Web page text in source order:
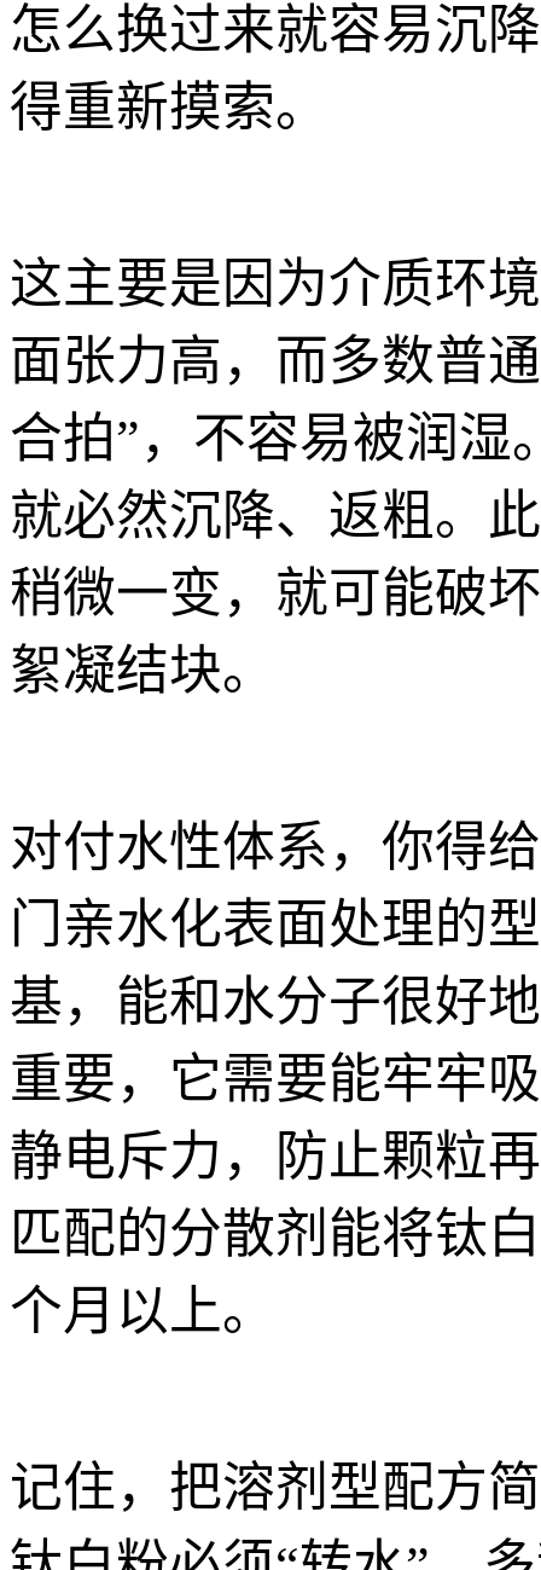
怎么换过来就容易沉
得重新摸索。
这主要是因为介质环
面张力高，而多数普
合拍”，不容易被润湿
就必然沉降、返粗。
稍微一变，就可能破
絮凝结块。
对付水性体系，你得
门亲水化表面处理的
基，能和水分子很好
重要，它需要能牢牢
静电斥力，防止颗粒
匹配的分散剂能将钛
个月以上。
记住，把溶剂型配方